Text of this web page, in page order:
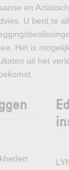
en
U bent te
Het is
uit het